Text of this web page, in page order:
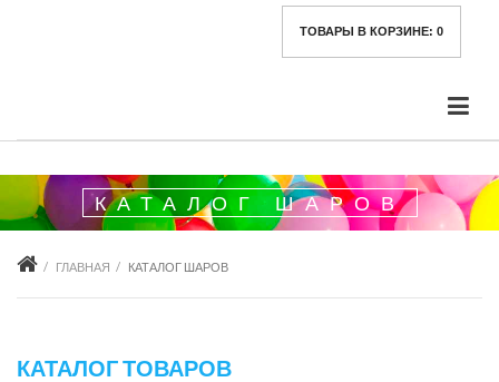
ТОВАРЫ В КОРЗИНЕ: 0
КАТАЛОГ ШАРОВ
ГЛАВНАЯ КАТАЛОГ ШАРОВ
КАТАЛОГ ТОВАРОВ